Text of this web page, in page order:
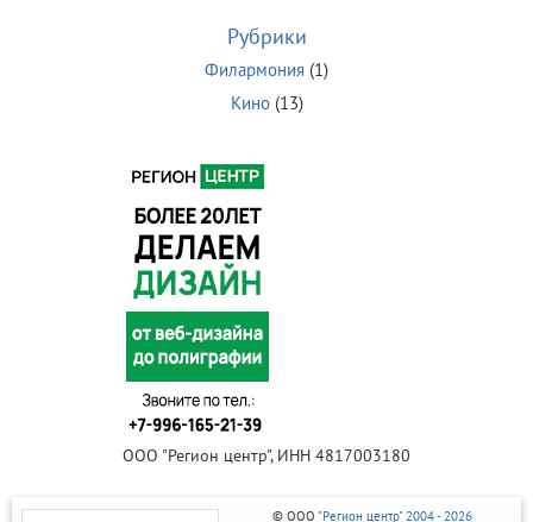
Рубрики
Филармония (1)
Кино(13)
ООО "Регион центр", ИНН 4817003180
© ООО "Регион центр" 2004 - 2026